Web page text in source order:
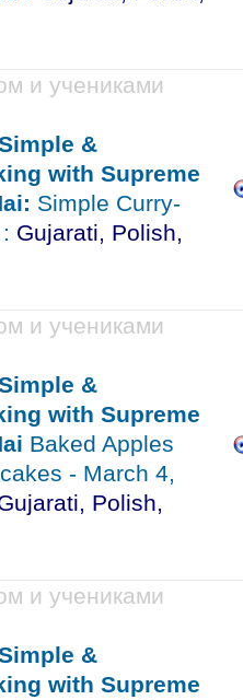
и учениками
&
with Supreme
Simple Curry-
Gujarati, Polish,
и учениками
&
with Supreme
Baked Apples
- March 4,
Polish,
и учениками
&
with Supreme